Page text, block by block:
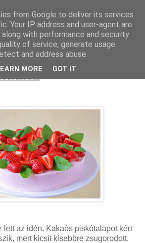
lett az idén. Kakaós piskótalapot kért
mert kicsit kisebbre zsugorodott,
from Google to deliver its services
Your IP address and user-agent are
with performance and security
of service, generate usage
and address abuse.
MORE GOT IT